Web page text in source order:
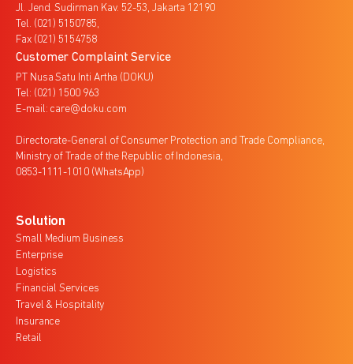
Jl. Jend. Sudirman Kav. 52-53, Jakarta 12190
Tel. (021) 5150785,
Fax (021) 5154758
Customer Complaint Service
PT Nusa Satu Inti Artha (DOKU)
Tel: (021) 1500 963
E-mail: care@doku.com
Directorate-General of Consumer Protection and Trade Compliance,
Ministry of Trade of the Republic of Indonesia,
0853-1111-1010 (WhatsApp)
Solution
Small Medium Business
Enterprise
Logistics
Financial Services
Travel & Hospitality
Insurance
Retail